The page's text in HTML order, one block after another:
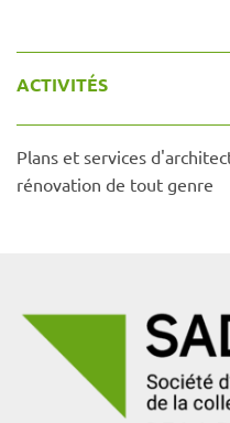
ACTIVITÉS
Plans et services
rénovation de tout genre